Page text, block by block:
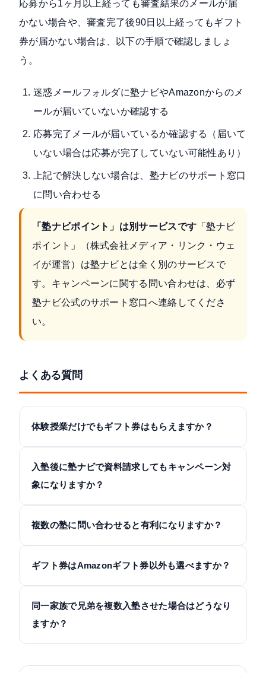
応募から1ヶ月以上経っても審査結果のメールが届
かない場合や、審査完了後90日以上経ってもギフト
券が届かない場合は、以下の手順で確認しましょ
う。
迷惑メールフォルダに塾ナビやAmazonからのメ
ールが届いていないか確認する
応募完了メールが届いているか確認する（届いて
いない場合は応募が完了していない可能性あり）
上記で解決しない場合は、 塾ナビのサポート窓口
に問い合わせる
「塾ナビポイント」は別サービスです 「塾ナビ
ポイント」（株式会社メディア・リンク・ウェ
イが運営）は塾ナビとは全く別のサービスで
す。キャンペーンに関する問い合わせは、必ず
塾ナビ公式のサポート窓口へ連絡してくださ
い。
よくある質問
体験授業だけでもギフト券はもらえますか？
入塾後に塾ナビで資料請求してもキャンペーン対
象になりますか？
複数の塾に問い合わせると有利になりますか？
ギフト券はAmazonギフト券以外も選べますか？
同一家族で兄弟を複数入塾させた場合はどうなり
ますか？